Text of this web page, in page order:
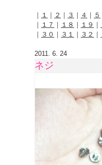
｜ １ ｜ ２ ｜ ３ ｜ ４ ｜ ５
｜ １７ ｜ １８ ｜ １９ ｜
｜ ３０ ｜ ３１ ｜ ３２ ｜
2011. 6. 24
ネジ